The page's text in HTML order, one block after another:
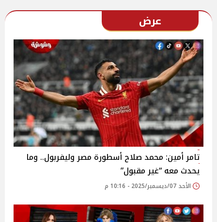
عرض
تامر أمين: محمد صلاح أسطورة مصر وليفربول.. وما
يحدث معه “غير مقبول”
الأحد 07/ديسمبر/2025 - 10:16 م